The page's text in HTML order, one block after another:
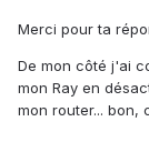
Merci pour ta
De mon côté j'ai
mon Ray en
mon router... bon,